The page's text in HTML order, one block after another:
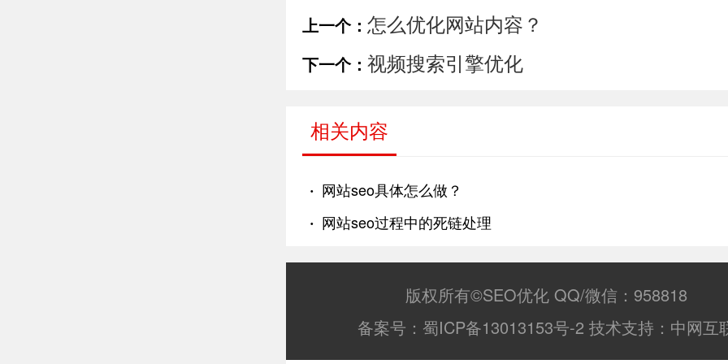
上一个： 怎么优化网站内容？
下一个： 视频搜索引擎优化
相关内容
· 网站seo具体怎么做？
· 网站seo过程中的死链处理
版权所有©SEO优化 QQ/微信：958818
备案号： 蜀ICP备13013153号-2 技术支持： 中网互